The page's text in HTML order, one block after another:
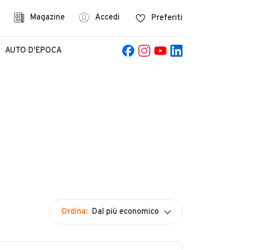
Magazine Accedi Preferiti
AUTO D'EPOCA
Ordina: Dal più economico